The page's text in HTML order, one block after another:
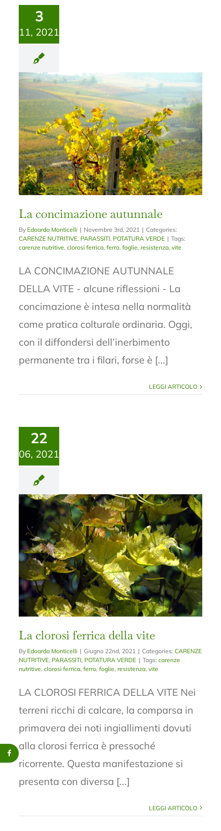
3
11, 2021
La concimazione autunnale
By Edoardo Monticelli | Novembre 3rd, 2021 | Categories:
CARENZE NUTRITIVE, PARASSITI, POTATURA VERDE | Tags:
carenze nutritive,clorosi ferrica,ferro,foglie,resistenza,vite
LA CONCIMAZIONE AUTUNNALE
DELLA VITE - alcune riflessioni - La
concimazione è intesa nella normalità
come pratica colturale ordinaria. Oggi,
con il diffondersi dell’inerbimento
permanente tra i filari, forse è [...]
LEGGI ARTICOLO
22
06, 2021
La clorosi ferrica della vite
By Edoardo Monticelli | Giugno 22nd, 2021 | Categories:CARENZE
NUTRITIVE, PARASSITI, POTATURA VERDE | Tags:carenze
nutritive,clorosi ferrica,ferro,foglie,resistenza,vite
LA CLOROSI FERRICA DELLA VITE Nei
terreni ricchi di calcare, la comparsa in
primavera dei noti ingiallimenti dovuti
alla clorosi ferrica è pressoché
ricorrente. Questa manifestazione si
presenta con diversa [...]
LEGGI ARTICOLO